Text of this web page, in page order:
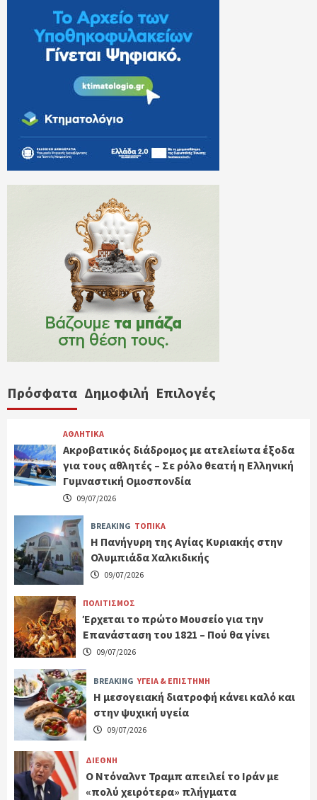
Πρόσφατα Δημοφιλή Επιλογές
ΑΘΛΗΤΙΚΑ
Ακροβατικός διάδρομος με ατελείωτα έξοδα
για τους αθλητές – Σε ρόλο θεατή η Ελληνική
Γυμναστική Ομοσπονδία
09/07/2026
BREAKING ΤΟΠΙΚΑ
Η Πανήγυρη της Αγίας Κυριακής στην
Ολυμπιάδα Χαλκιδικής
09/07/2026
ΠΟΛΙΤΙΣΜΟΣ
Έρχεται το πρώτο Μουσείο για την
Επανάσταση του 1821 – Πού θα γίνει
09/07/2026
BREAKING ΥΓΕΙΑ & ΕΠΙΣΤΗΜΗ
H μεσογειακή διατροφή κάνει καλό και
στην ψυχική υγεία
09/07/2026
ΔΙΕΘΝΗ
Ο Ντόναλντ Τραμπ απειλεί το Ιράν με
«πολύ χειρότερα» πλήγματα